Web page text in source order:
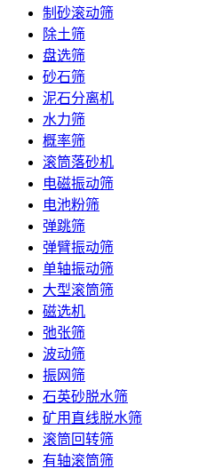
制砂滚动筛
除土筛
盘选筛
砂石筛
泥石分离机
水力筛
概率筛
滚筒落砂机
电磁振动筛
电池粉筛
弹跳筛
弹臂振动筛
单轴振动筛
大型滚筒筛
磁选机
弛张筛
波动筛
振网筛
石英砂脱水筛
矿用直线脱水筛
滚筒回转筛
有轴滚筒筛